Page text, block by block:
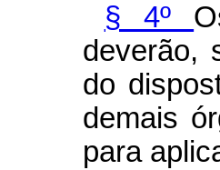
§ 4º
deverão,
do
demais
para